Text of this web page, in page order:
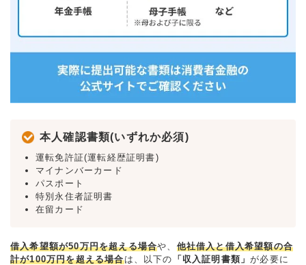
本人確認書類(いずれか必須)
運転免許証(運転経歴証明書)
マイナンバーカード
パスポート
特別永住者証明書
在留カード
借入希望額が50万円を超える場合や、 他社借入と借入希望額の合
計が100万円を超える場合は、以下の 「収入証明書類」が必要に